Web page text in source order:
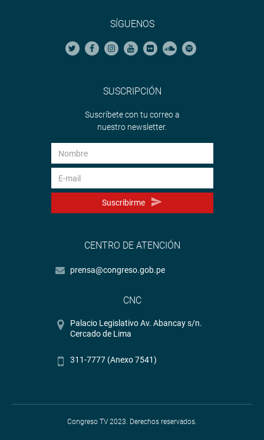
SÍGUENOS
SUSCRIPCIÓN
Suscríbete con tu correo a
nuestro newsletter.
Suscribirme
CENTRO DE ATENCIÓN
prensa@congreso.gob.pe
CNC
Palacio Legislativo Av. Abancay s/n.
Cercado de Lima
311-7777 (Anexo 7541)
Congreso TV 2023. Derechos reservados.